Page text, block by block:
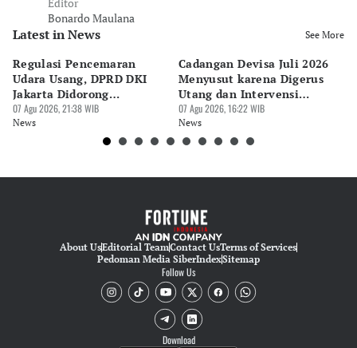
Bonardo Maulana
Latest in News See More
Regulasi Pencemaran
Udara Usang, DPRD DKI
Jakarta Didorong
Prioritaskan Revisi Perda
07 Agu 2026, 21:38 WIB
News
Cadangan Devisa Juli 2026
Menyusut karena Digerus
Utang dan Intervensi
Rupiah
07 Agu 2026, 16:22 WIB
News
About UsEditorial TeamContact UsTerms of Services
Pedoman Media SiberIndexSitemap
Follow Us
Download